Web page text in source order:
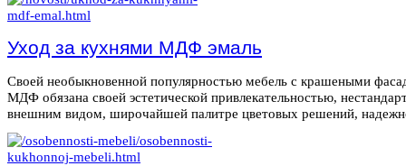
Уход за кухнями МДФ эмаль
Своей необыкновенной популярностью мебель с крашеными
МДФ обязана своей эстетической привлекательностью,
внешним видом, широчайшей палитре цветовых решений,